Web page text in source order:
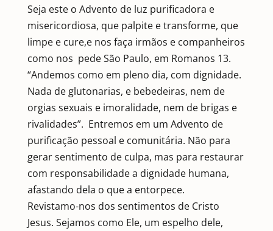
Seja este o Advento de luz purificadora e
misericordiosa, que palpite e transforme, que
limpe e cure,e nos faça irmãos e companheiros
como nos pede São Paulo, em Romanos 13.
“Andemos como em pleno dia, com dignidade.
Nada de glutonarias, e bebedeiras, nem de
orgias sexuais e imoralidade, nem de brigas e
rivalidades”. Entremos em um Advento de
purificação pessoal e comunitária. Não para
gerar sentimento de culpa, mas para restaurar
com responsabilidade a dignidade humana,
afastando dela o que a entorpece.
Revistamo-nos dos sentimentos de Cristo
Jesus. Sejamos como Ele, um espelho dele,